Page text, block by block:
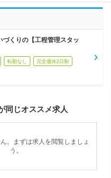
くりの【工程管理スタッ
転勤なし 完全週休2日制
同じオススメ求人
。まずは求人を閲覧しましょ
う。